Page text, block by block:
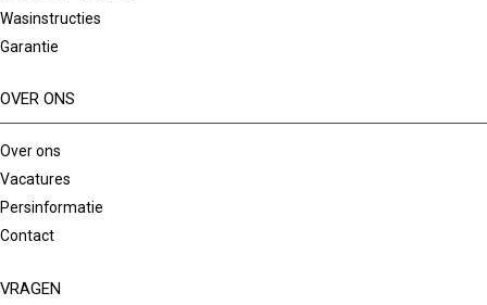
Wasinstructies
Garantie
OVER ONS
Over ons
Vacatures
Persinformatie
Contact
VRAGEN